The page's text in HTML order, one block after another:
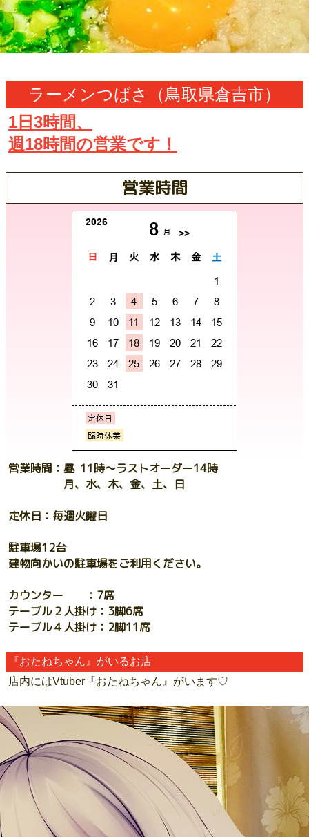
ラーメンつばさ（鳥取県倉吉市）
1日3時間、
週18時間の営業です！
営業時間
営業時間：昼 11時〜ラストオーダー14時
月、水、木、金、土、日
定休日：毎週火曜日
駐車場12台
建物向かいの駐車場をご利用ください。
カウンター ：7席
テーブル２人掛け：3脚6席
テーブル４人掛け：2脚11席
『おたねちゃん』がいるお店
店内にはVtuber『おたねちゃん』がいます♡